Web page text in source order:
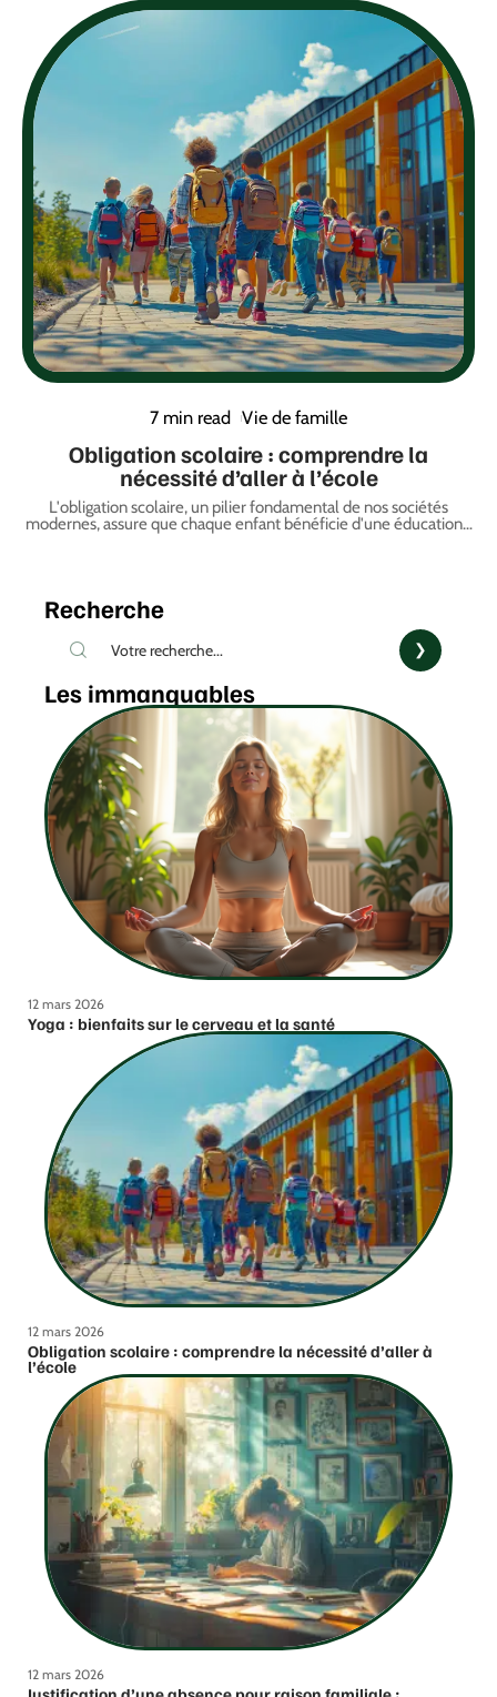
7 min read Vie de famille
Obligation scolaire : comprendre la
nécessité d’aller à l’école
L'obligation scolaire, un pilier fondamental de nos sociétés
modernes, assure que chaque enfant bénéficie d'une éducation…
Recherche
Les immanquables
12 mars 2026
Yoga : bienfaits sur le cerveau et la santé
12 mars 2026
Obligation scolaire : comprendre la nécessité d’aller à
l’école
12 mars 2026